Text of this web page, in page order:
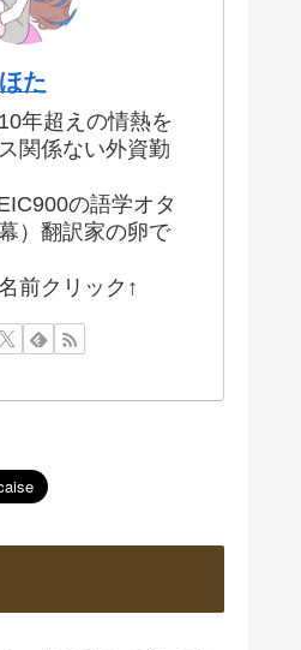
ほた
年超えの情熱を
関係ない外資勤
の語学オタ
）翻訳家の卵で
前クリック↑